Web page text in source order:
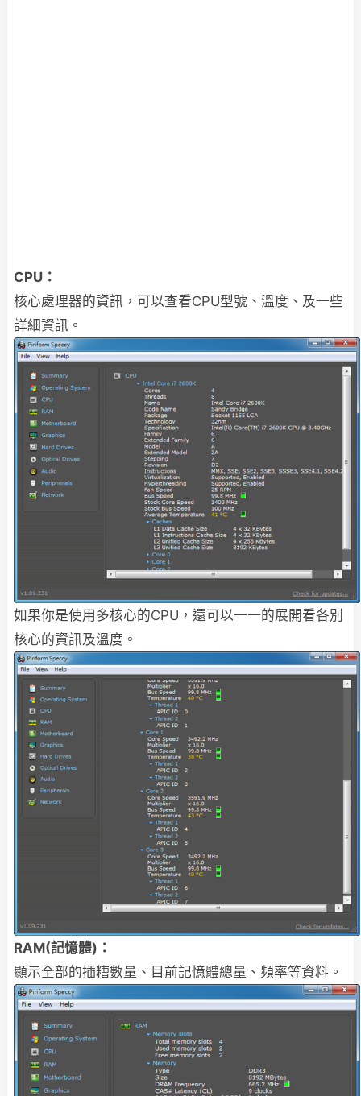
CPU：
核心處理器的資訊，可以查看CPU型號、溫度、及一些
詳細資訊。
如果你是使用多核心的CPU，還可以一一的展開看各別
核心的資訊及溫度。
RAM(記憶體)：
顯示全部的插糟數量、目前記憶體總量、頻率等資料。